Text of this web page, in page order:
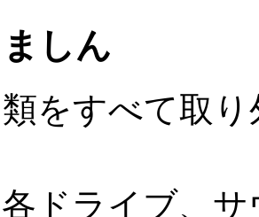
しん
をすべて取
ドライブ、